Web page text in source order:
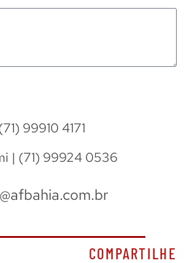
99910 4171
| (71) 99924 0536
COMPARTILHE